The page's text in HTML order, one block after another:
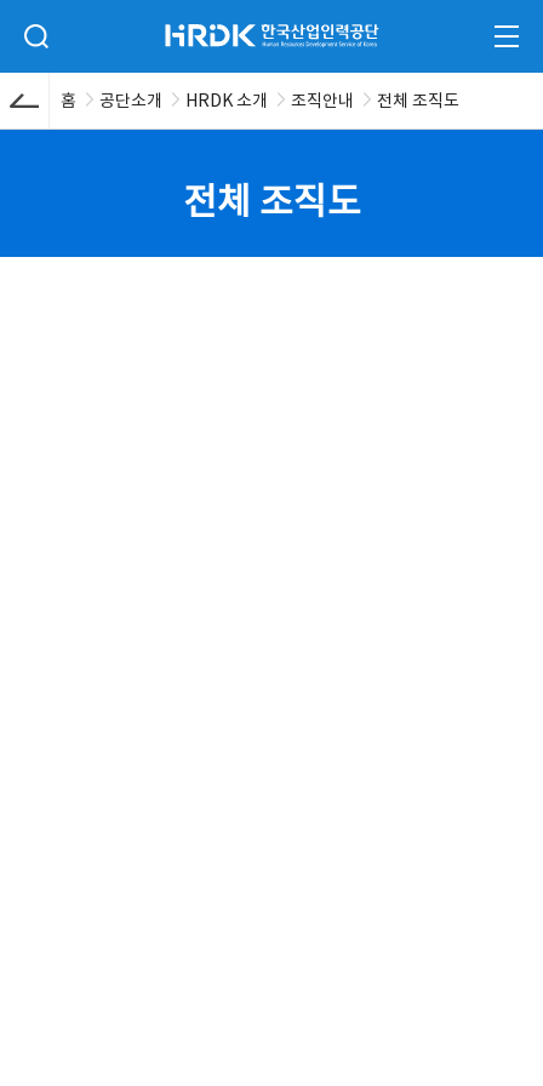
검색 입력폼 열기 HRDK 한국산업인력공단 전체
홈 공단소개 HRDK 소개 조직안내 전체 조직도
전체 조직도